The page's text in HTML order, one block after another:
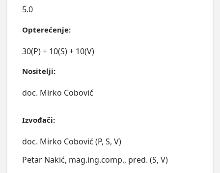
5.0
Opterećenje:
30(P) + 10(S) + 10(V)
Nositelji:
doc. Mirko Cobović
Izvođači:
doc. Mirko Cobović (P, S, V)
Petar Nakić, mag.ing.comp., pred. (S, V)